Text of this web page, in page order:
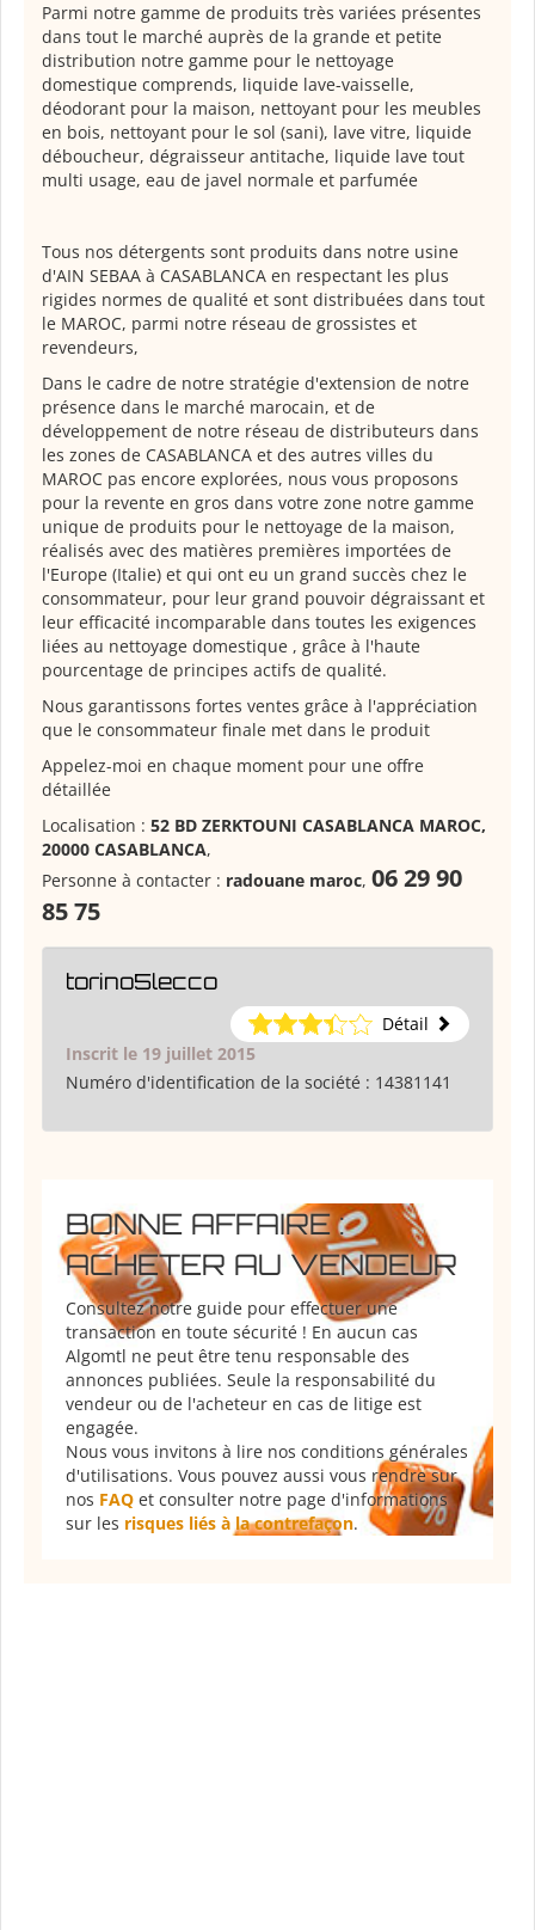
Parmi notre gamme de produits très variées présentes
dans tout le marché auprès de la grande et petite
distribution notre gamme pour le nettoyage
domestique comprends, liquide lave-vaisselle,
déodorant pour la maison, nettoyant pour les meubles
en bois, nettoyant pour le sol (sani), lave vitre, liquide
déboucheur, dégraisseur antitache, liquide lave tout
multi usage, eau de javel normale et parfumée
Tous nos détergents sont produits dans notre usine
d'AIN SEBAA à CASABLANCA en respectant les plus
rigides normes de qualité et sont distribuées dans tout
le MAROC, parmi notre réseau de grossistes et
revendeurs,
Dans le cadre de notre stratégie d'extension de notre
présence dans le marché marocain, et de
développement de notre réseau de distributeurs dans
les zones de CASABLANCA et des autres villes du
MAROC pas encore explorées, nous vous proposons
pour la revente en gros dans votre zone notre gamme
unique de produits pour le nettoyage de la maison,
réalisés avec des matières premières importées de
l'Europe (Italie) et qui ont eu un grand succès chez le
consommateur, pour leur grand pouvoir dégraissant et
leur efficacité incomparable dans toutes les exigences
liées au nettoyage domestique , grâce à l'haute
pourcentage de principes actifs de qualité.
Nous garantissons fortes ventes grâce à l'appréciation
que le consommateur finale met dans le produit
Appelez-moi en chaque moment pour une offre
détaillée
Localisation : 52 BD ZERKTOUNI CASABLANCA MAROC,
20000 CASABLANCA,
Personne à contacter : radouane maroc, 06 29 90
85 75
torino5lecco
Détail
Inscrit le 19 juillet 2015
Numéro d'identification de la société : 14381141
BONNE AFFAIRE :
ACHETER AU VENDEUR
Consultez notre guide pour effectuer une
transaction en toute sécurité ! En aucun cas
Algomtl ne peut être tenu responsable des
annonces publiées. Seule la responsabilité du
vendeur ou de l'acheteur en cas de litige est
engagée.
Nous vous invitons à lire nos conditions générales
d'utilisations. Vous pouvez aussi vous rendre sur
nos FAQ et consulter notre page d'informations
sur les risques liés à la contrefaçon.